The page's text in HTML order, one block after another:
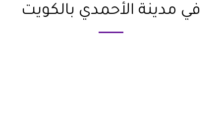
في مدينة الأحمدي بالكويت